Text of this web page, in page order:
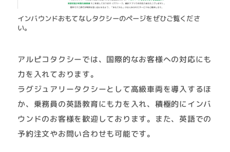
インバウンドおもてなしタクシーのページをぜひご覧くださ
い。
アルピコタクシーでは、国際的なお客様への対応にも
力を入れております。
ラグジュアリータクシーとして高級車両を導入するほ
か、乗務員の英語教育にも力を入れ、積極的にインバ
ウンドのお客様を歓迎しております。また、英語での
予約注文やお問い合わせも可能です。